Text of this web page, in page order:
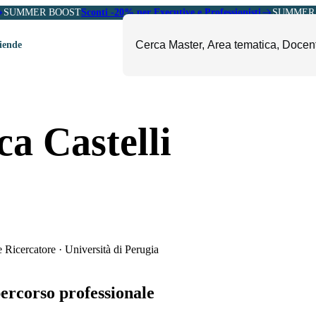
SUMMER BOOSTSconti -20% per Executive e Professionisti
e Soft Skills
Amministrazione
Ambiente
Fashion e Luxury
Il Sole 24 ORE Professionale
Castelli
Ricercatore · Università di Perugia
professionale